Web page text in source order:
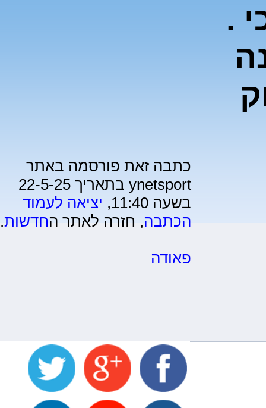
.
כתבה זאת פורסמה באתר
ynetsport בתאריך 22-5-25
בשעה 11:40,
יציאה לעמוד
הכתבה, חזרה לאתר החדשות.
פאודה